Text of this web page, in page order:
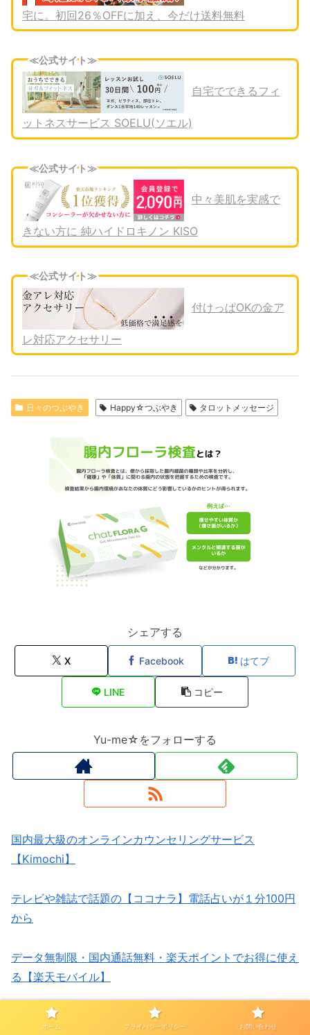
宅に。初回26％OFFに加え、今だけ送料無料
≪公式サイト≫
自宅でできるフィ
ットネスサービス SOELU(ソエル)
≪公式サイト≫
中々美肌を実感で
きない方に 純ハイドロキノン KISO
≪公式サイト≫
付けっぱOKの金ア
レ対応アクセサリー
日々のつぶやき Happy☆つぶやき タロットメッセージ
シェアする
X Facebook はてブ
LINE コピー
Yu-me☆をフォローする
国内最大級のオンラインカウンセリングサービス
【Kimochi】
テレビや雑誌で話題の【ココナラ】電話占いが１分100円
から
データ無制限・国内通話無料・楽天ポイントでお得に使え
る【楽天モバイル】
amazon・makuakeで1位を獲得！一般医療機器の疲労回
ホーム プライバシーポリシー お問い合わせ